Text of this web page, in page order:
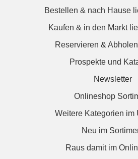
Bestellen & nach Hause
Kaufen & in den Markt
Reservieren &
Prospekte und
Newsletter
Onlineshop
Weitere Kategorien im
Neu im
Raus damit im